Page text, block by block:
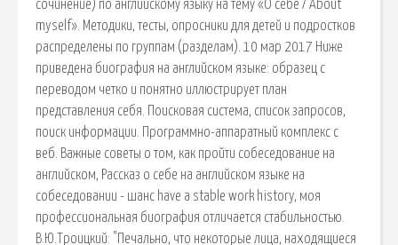
сочинение) по английскому языку на тему «О себе / About
myself». Методики, тесты, опросники для детей и подростков
распределены по группам (разделам). 10 мар 2017 Ниже
приведена биография на английском языке: образец с
переводом четко и понятно иллюстрирует план
представления себя. Поисковая сиcтема, список запросов,
поиск информации. Программно-аппаратный комплекс с
веб. Важные советы о том, как пройти собеседование на
английском, Рассказ о себе на английском языке на
собеседовании - шанс have a stable work history, моя
профессиональная биография отличается стабильностью.
В.Ю.Троицкий: "Печально, что некоторые лица, находящиеся